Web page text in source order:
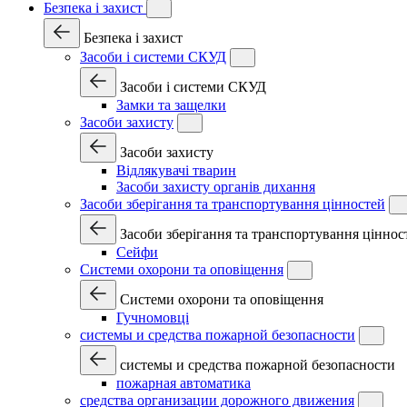
Безпека і захист
Безпека і захист
Засоби і системи СКУД
Засоби і системи СКУД
Замки та защелки
Засоби захисту
Засоби захисту
Відлякувачі тварин
Засоби захисту органів дихання
Засоби зберігання та транспортування цінностей
Засоби зберігання та транспортування
Сейфи
Системи охорони та оповіщення
Системи охорони та оповіщення
Гучномовці
системы и средства пожарной безопасности
системы и средства пожарной безопасности
пожарная автоматика
средства организации дорожного движения